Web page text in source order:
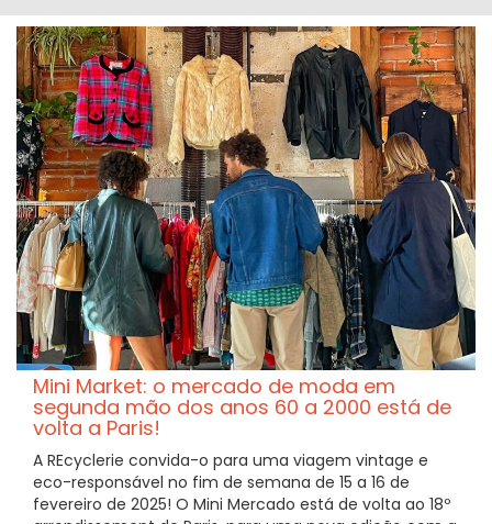
Mini Market: o mercado de moda em
segunda mão dos anos 60 a 2000 está de
volta a Paris!
A REcyclerie convida-o para uma viagem vintage e
eco-responsável no fim de semana de 15 a 16 de
fevereiro de 2025! O Mini Mercado está de volta ao 18º